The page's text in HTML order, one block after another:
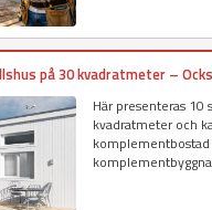
på 30 kvadratmeter –
Här presenteras 10
kvadratmeter och